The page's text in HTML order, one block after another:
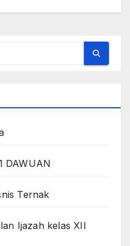
DAWUAN
Ternak
Ijazah kelas XII